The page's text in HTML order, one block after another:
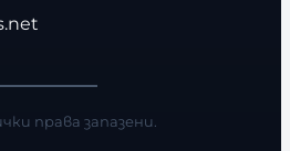
права запазени.